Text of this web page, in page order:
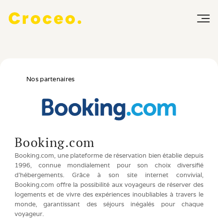
Nos partenaires
Booking.com
Booking.com, une plateforme de réservation bien établie depuis
1996, connue mondialement pour son choix diversifié
d'hébergements. Grâce à son site internet convivial,
Booking.com offre la possibilité aux voyageurs de réserver des
logements et de vivre des expériences inoubliables à travers le
monde, garantissant des séjours inégalés pour chaque
voyageur.